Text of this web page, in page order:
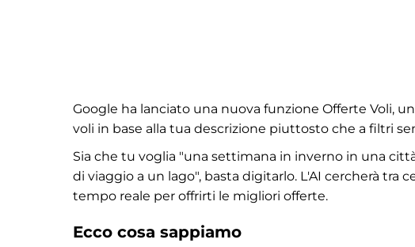
Google ha lanciato una nuova funzione Offerte Voli,
voli in base alla tua descrizione piuttosto che a filtri
Sia che tu voglia "una settimana in inverno in una
di viaggio a un lago", basta digitarlo. L'AI cercherà tra
tempo reale per offrirti le migliori offerte.
Ecco cosa sappiamo